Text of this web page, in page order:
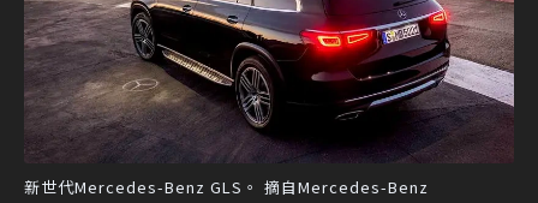
新世代Mercedes-Benz GLS。 摘自Mercedes-Benz